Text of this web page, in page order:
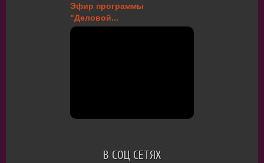
Эфир программы
"Деловой...
В СОЦ СЕТЯХ